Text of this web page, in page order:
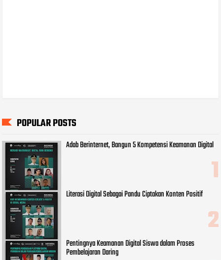
POPULAR POSTS
Adab Berinternet, Bangun 5 Kompetensi Keamanan Digital
Literasi Digital Sebagai Pandu Ciptakan Konten Positif
Pentingnya Keamanan Digital Siswa dalam Proses
Pembelajaran Daring